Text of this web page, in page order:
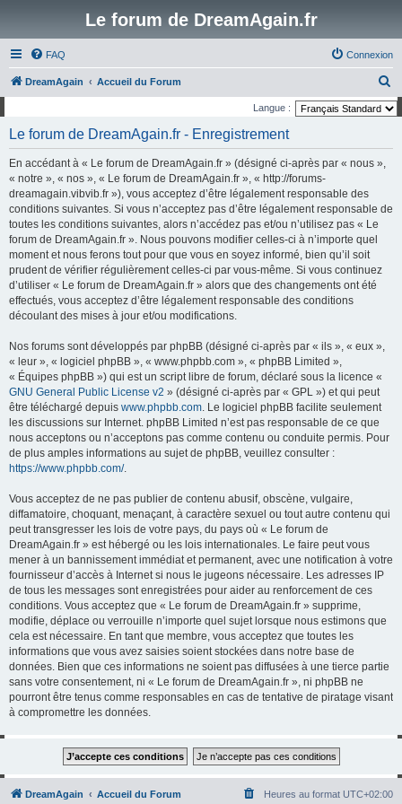
Le forum de DreamAgain.fr
FAQ Connexion
DreamAgain Accueil du Forum
e
Langue :
Le forum de DreamAgain.fr - Enregistrement
En accédant à « Le forum de DreamAgain.fr » (désigné ci-après par « nous »,
« notre », « nos », « Le forum de DreamAgain.fr », « http://forums-
dreamagain.vibvib.fr »), vous acceptez d’être légalement responsable des
conditions suivantes. Si vous n’acceptez pas d’être légalement responsable de
toutes les conditions suivantes, alors n’accédez pas et/ou n’utilisez pas « Le
forum de DreamAgain.fr ». Nous pouvons modifier celles-ci à n’importe quel
moment et nous ferons tout pour que vous en soyez informé, bien qu’il soit
prudent de vérifier régulièrement celles-ci par vous-même. Si vous continuez
d’utiliser « Le forum de DreamAgain.fr » alors que des changements ont été
effectués, vous acceptez d’être légalement responsable des conditions
découlant des mises à jour et/ou modifications.
Nos forums sont développés par phpBB (désigné ci-après par « ils », « eux »,
« leur », « logiciel phpBB », « www.phpbb.com », « phpBB Limited »,
« Équipes phpBB ») qui est un script libre de forum, déclaré sous la licence «
GNU General Public License v2 » (désigné ci-après par « GPL ») et qui peut
être téléchargé depuis www.phpbb.com. Le logiciel phpBB facilite seulement
les discussions sur Internet. phpBB Limited n’est pas responsable de ce que
nous acceptons ou n’acceptons pas comme contenu ou conduite permis. Pour
de plus amples informations au sujet de phpBB, veuillez consulter :
https://www.phpbb.com/.
Vous acceptez de ne pas publier de contenu abusif, obscène, vulgaire,
diffamatoire, choquant, menaçant, à caractère sexuel ou tout autre contenu qui
peut transgresser les lois de votre pays, du pays où « Le forum de
DreamAgain.fr » est hébergé ou les lois internationales. Le faire peut vous
mener à un bannissement immédiat et permanent, avec une notification à votre
fournisseur d’accès à Internet si nous le jugeons nécessaire. Les adresses IP
de tous les messages sont enregistrées pour aider au renforcement de ces
conditions. Vous acceptez que « Le forum de DreamAgain.fr » supprime,
modifie, déplace ou verrouille n’importe quel sujet lorsque nous estimons que
cela est nécessaire. En tant que membre, vous acceptez que toutes les
informations que vous avez saisies soient stockées dans notre base de
données. Bien que ces informations ne soient pas diffusées à une tierce partie
sans votre consentement, ni « Le forum de DreamAgain.fr », ni phpBB ne
pourront être tenus comme responsables en cas de tentative de piratage visant
à compromettre les données.
DreamAgain Accueil du Forum Heures au format UTC+02:00